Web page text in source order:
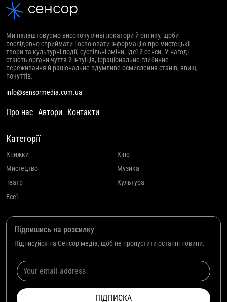
Ми налаштовуємо високочутливі локатори й оптику, щоби
послідовно сприймати і освоювати інформацію про мистецькі
твори та культурні події, суспільні зміни, ідеї й сенси. У нагоді
стають органи чуття й інтуіція, ірраціональне глибинне
переживання й раціональне вдумливе осмислення станів, явищ,
почуттів.
info@sensormedia.com.ua
Про нас Автори Контакти
Категорії
Книжки
Мистецтво
Театр
Есеї
Кіно
Музика
Культура
Підпишись на розсилку
Підписуйся на Сенсор медіа, щоб не пропустити останні новини.